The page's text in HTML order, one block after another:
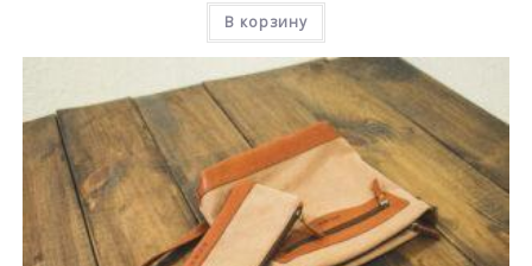
В корзину